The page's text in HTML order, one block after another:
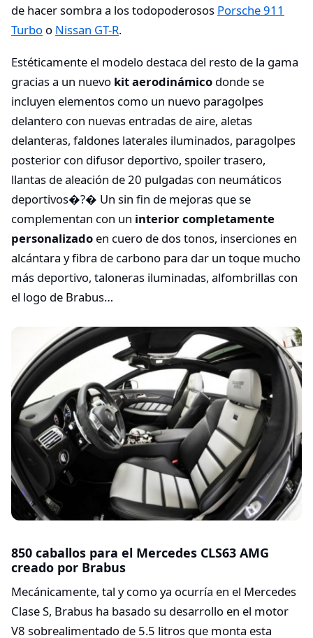
de hacer sombra a los todopoderosos Porsche 911
Turbo o Nissan GT-R.
Estéticamente el modelo destaca del resto de la gama
gracias a un nuevo kit aerodinámico donde se
incluyen elementos como un nuevo paragolpes
delantero con nuevas entradas de aire, aletas
delanteras, faldones laterales iluminados, paragolpes
posterior con difusor deportivo, spoiler trasero,
llantas de aleación de 20 pulgadas con neumáticos
deportivos�?� Un sin fin de mejoras que se
complementan con un interior completamente
personalizado en cuero de dos tonos, inserciones en
alcántara y fibra de carbono para dar un toque mucho
más deportivo, taloneras iluminadas, alfombrillas con
el logo de Brabus…
850 caballos para el Mercedes CLS63 AMG
creado por Brabus
Mecánicamente, tal y como ya ocurría en el Mercedes
Clase S, Brabus ha basado su desarrollo en el motor
V8 sobrealimentado de 5.5 litros que monta esta